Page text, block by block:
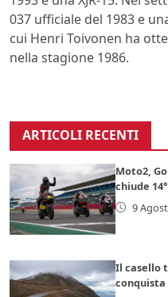
037 ufficiale del 1983 e
cui Henri Toivonen ha
nella stagione 1986.
ARTICOLI RECENTI
Moto2,
chiude
9
Il casello
conquista